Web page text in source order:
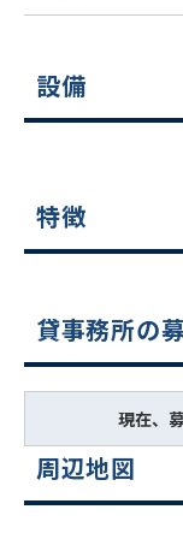
設備
特徴
貸事務所の
現在、
周辺地図